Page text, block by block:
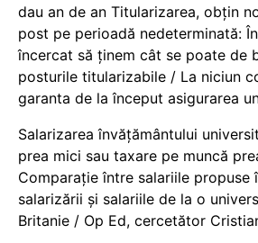
dau an de an Titularizarea, obțin
post pe perioadă nedeterminată:
încercat să ținem cât se poate de
posturile titularizabile / La niciun
garanta de la început asigurarea
Salarizarea învățământului
prea mici sau taxare pe muncă
Comparație între salariile propuse
salarizării și salariile de la o
Britanie / Op Ed, cercetător